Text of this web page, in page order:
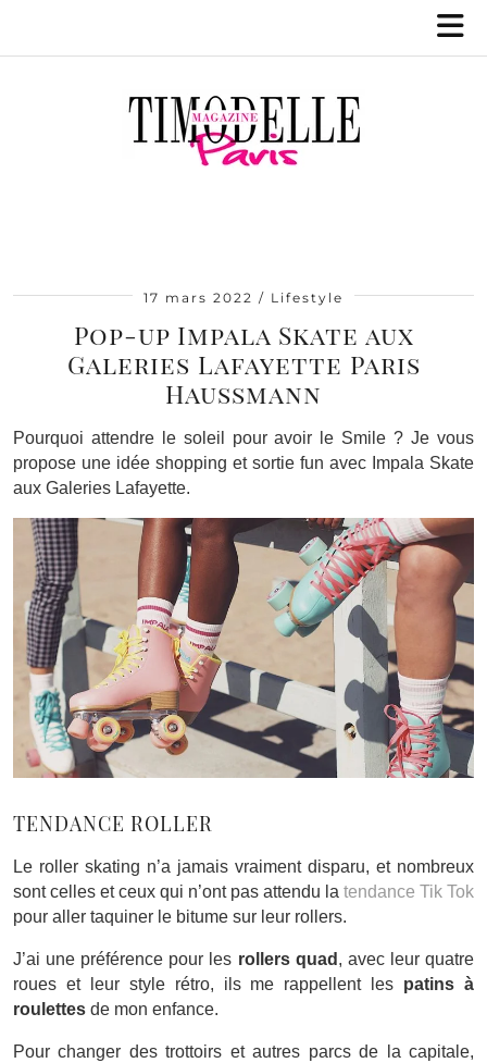
17 mars 2022 Lifestyle
Pop-up Impala Skate aux
Galeries Lafayette Paris
Haussmann
Pourquoi attendre le soleil pour avoir le Smile ? Je vous
propose une idée shopping et sortie fun avec Impala Skate
aux Galeries Lafayette.
TENDANCE ROLLER
Le roller skating n’a jamais vraiment disparu, et nombreux
sont celles et ceux qui n’ont pas attendu la tendance Tik Tok
pour aller taquiner le bitume sur leur rollers.
J’ai une préférence pour les rollers quad , avec leur quatre
roues et leur style rétro, ils me rappellent les patins à
roulettes de mon enfance.
Pour changer des trottoirs et autres parcs de la capitale,